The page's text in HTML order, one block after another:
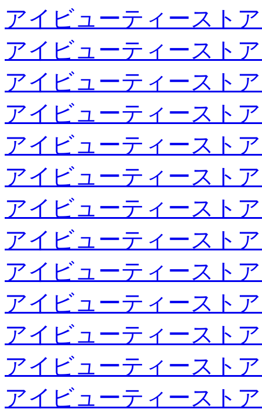
アイビューティースト
アイビューティースト
アイビューティースト
アイビューティースト
アイビューティースト
アイビューティースト
アイビューティースト
アイビューティースト
アイビューティースト
アイビューティースト
アイビューティースト
アイビューティースト
アイビューティースト